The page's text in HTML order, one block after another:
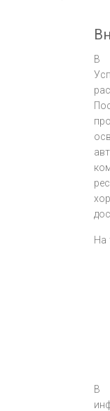
В
На
В